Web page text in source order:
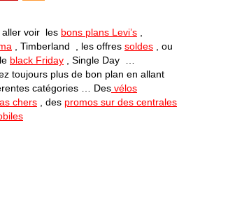
aller voir les bons plans Levi’s
, Timberland , les offres soldes , ou
black Friday , Single Day …
toujours plus de bon plan en allant
catégories … Des vélos
chers , des promos sur des centrales